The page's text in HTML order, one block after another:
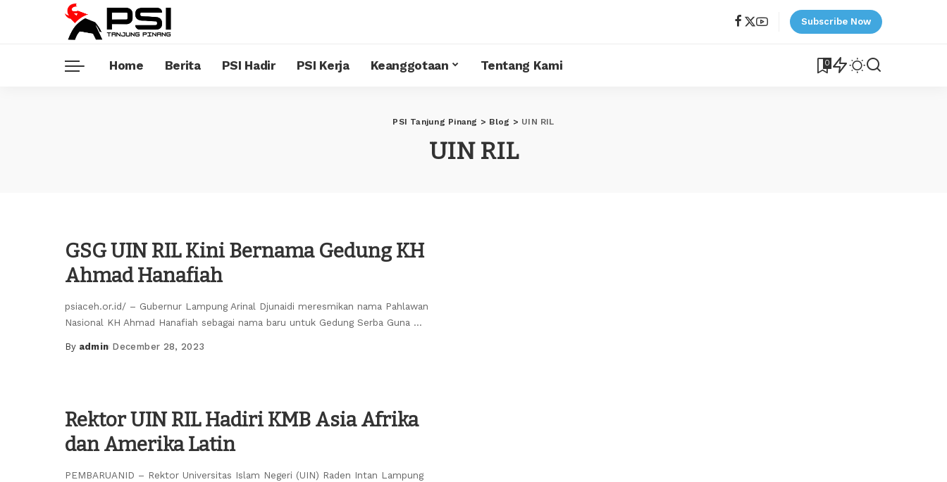
Subscribe Now
Home Berita PSI Hadir PSI Kerja Keanggotaan Tentang Kami 0
PSI Tanjung Pinang > Blog > UIN RIL
UIN RIL
GSG UIN RIL Kini Bernama Gedung KH
Ahmad Hanafiah
psiaceh.or.id/ – Gubernur Lampung Arinal Djunaidi meresmikan nama Pahlawan
Nasional KH Ahmad Hanafiah sebagai nama baru untuk Gedung Serba Guna ...
Posted
By admin December 28, 2023
Rektor UIN RIL Hadiri KMB Asia Afrika
dan Amerika Latin
PEMBARUANID – Rektor Universitas Islam Negeri (UIN) Raden Intan Lampung